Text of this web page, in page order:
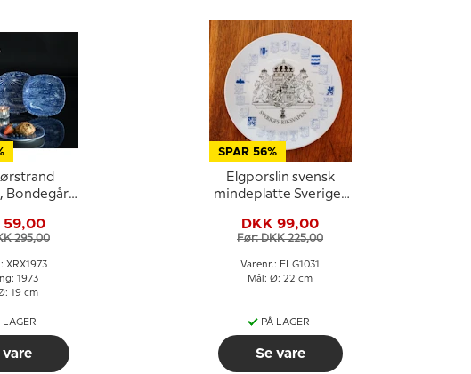
Bondegård
59,00
295,00
XRX1973
1973
19 cm
LAGER
vare
SPAR 56%
Elgporslin svensk
mindeplatte Sveriges
DKK 99,00
Før: DKK 225,00
Varenr.: ELG1031
Mål: Ø: 22 cm
PÅ LAGER
Se vare